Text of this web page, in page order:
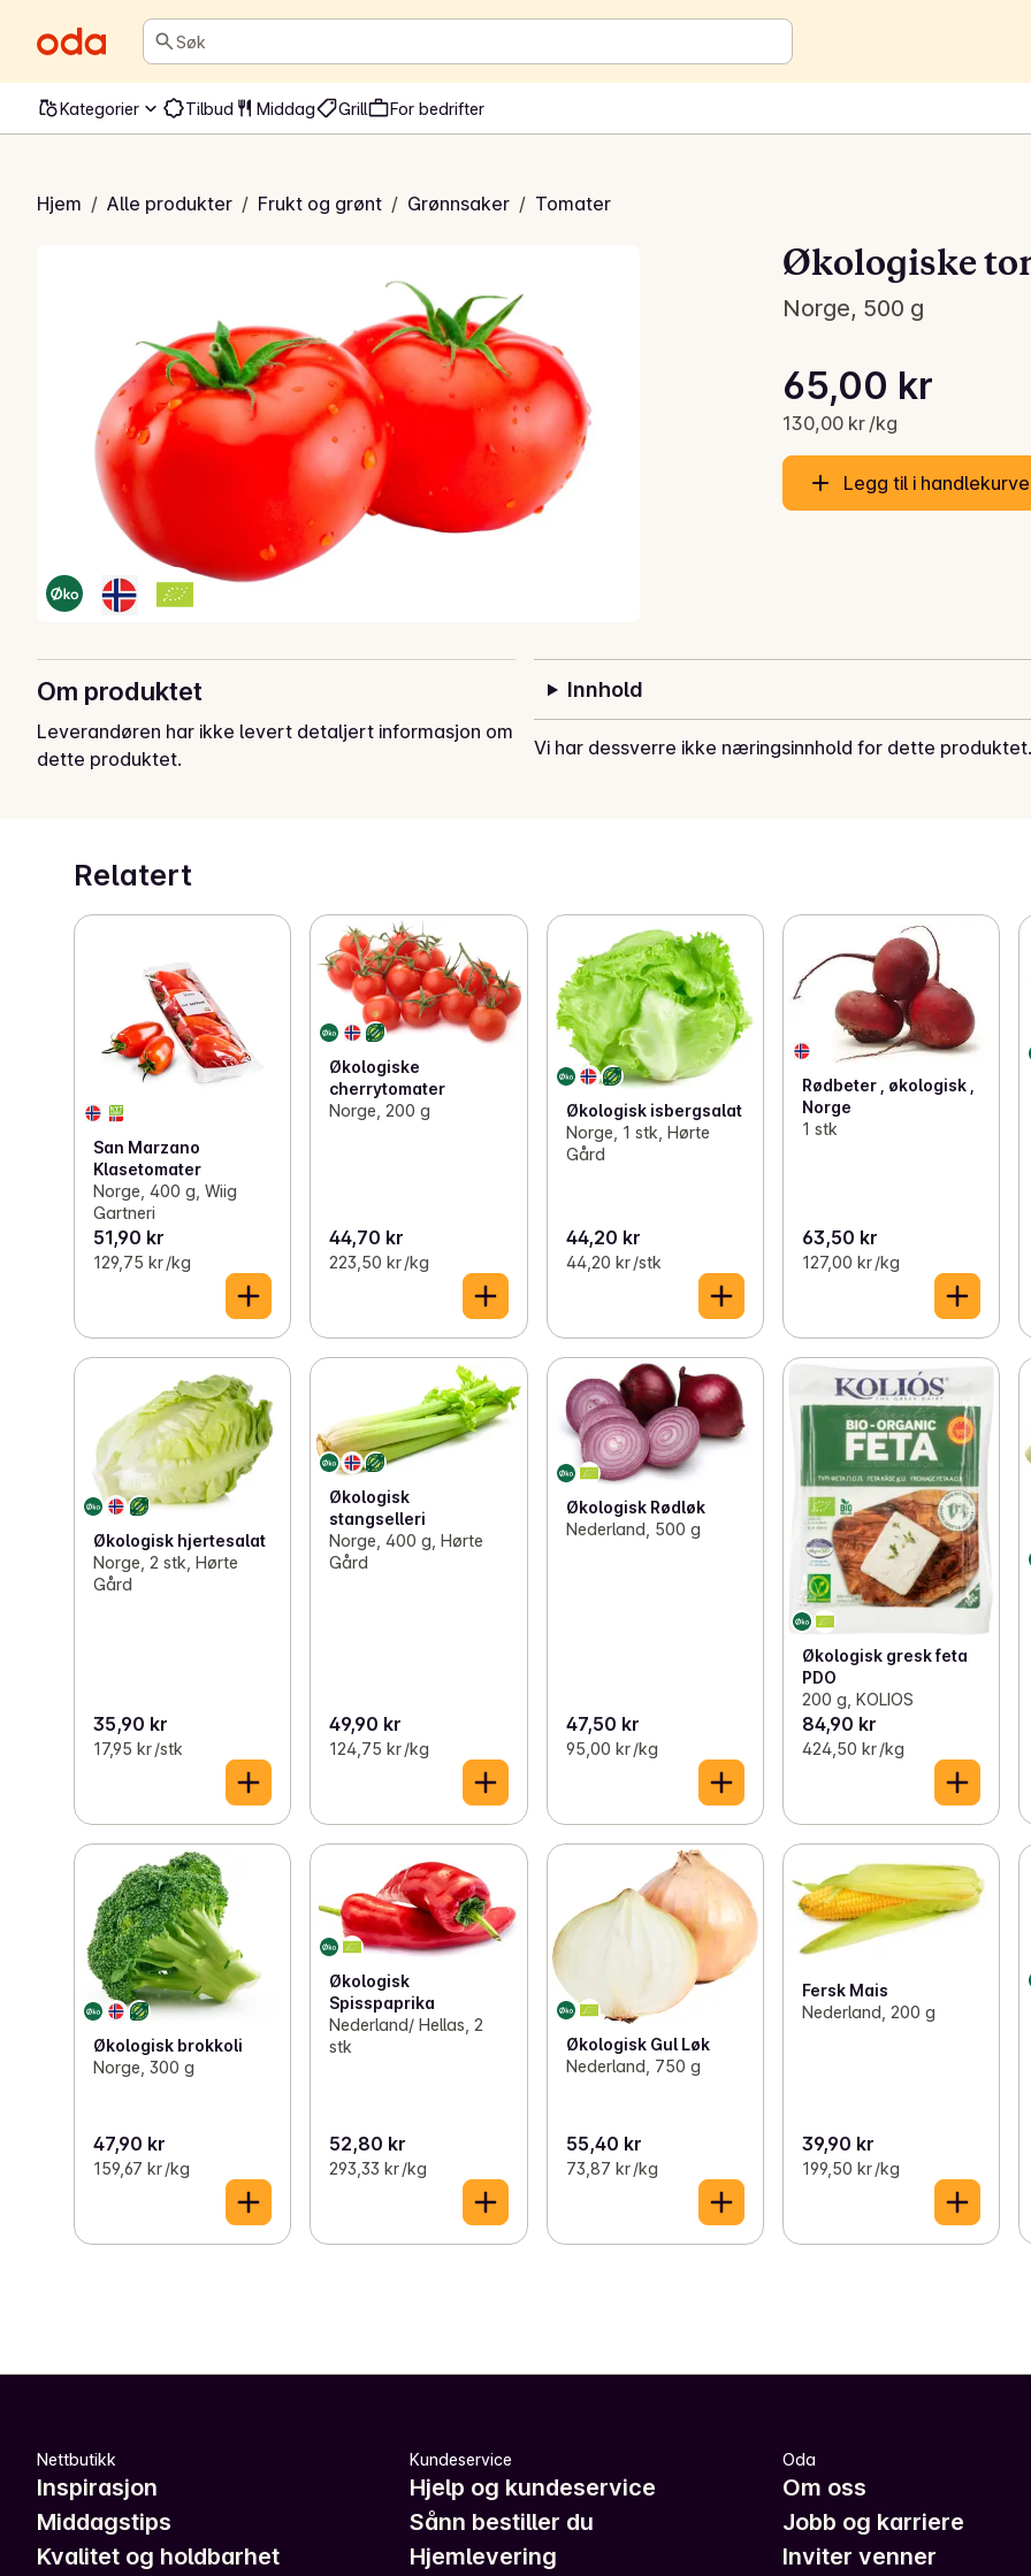
Søk
Kategorier Tilbud Middag Grill For bedrifter
Hjem / Alle produkter / Frukt og grønt / Grønnsaker / Tomater
tomater
Økologiske
Norge, 500 g
Gjeldende pris er: 65,00 kr
65,00 kr
130,00 kr /kg
Stykkpris: 130,00 kr /kg
Legg til i
Om produktet
Leverandøren har ikke levert detaljert informasjon om
dette produktet.
Innhold
Vi har dessverre ikke næringsinnhold for dette produktet.
Relatert
San Marzano
Klasetomater
Norge, 400 g, Wiig
Gartneri
51,90 kr
129,75 kr /kg
Økologiske
cherrytomater
Norge, 200 g
44,70 kr
223,50 kr /kg
Økologisk isbergsalat
Norge, 1 stk, Hørte
Gård
44,20 kr
44,20 kr /stk
Rødbeter , økologisk ,
Norge
1 stk
63,50 kr
127,00 kr /kg
Økologisk hjertesalat
Norge, 2 stk, Hørte
Gård
35,90 kr
17,95 kr /stk
Økologisk
stangselleri
Norge, 400 g, Hørte
Gård
49,90 kr
124,75 kr /kg
Økologisk Rødløk
Nederland, 500 g
47,50 kr
95,00 kr /kg
Økologisk gresk feta
PDO
200 g, KOLIOS
84,90 kr
424,50 kr /kg
Økologisk brokkoli
Norge, 300 g
47,90 kr
159,67 kr /kg
Økologisk
Spisspaprika
Nederland/ Hellas, 2
stk
52,80 kr
293,33 kr /kg
Økologisk Gul Løk
Nederland, 750 g
55,40 kr
73,87 kr /kg
Fersk Mais
Nederland, 200 g
39,90 kr
199,50 kr /kg
Nettbutikk
Inspirasjon
Middagstips
Kvalitet og holdbarhet
Kundeservice
Hjelp og kundeservice
Sånn bestiller du
Hjemlevering
Oda
Om oss
Jobb og karriere
Inviter venner